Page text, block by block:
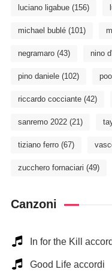
luciano ligabue(156)
michael bublé(101)
negramaro(43) nino
pino daniele(102)
riccardo cocciante(42)
sanremo 2022(21)
tiziano ferro(67)
zucchero fornaciari (49)
Canzoni
In for the Kill
Good Life accordi